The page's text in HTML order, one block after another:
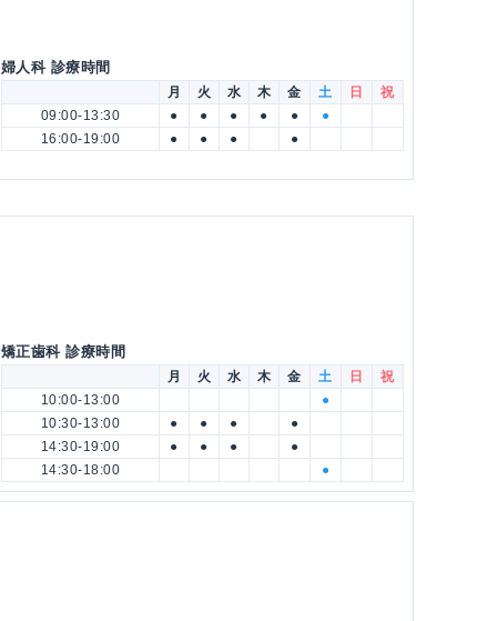
婦人科 診療時間
月 火 水 木 金 土 日
祝
09:00-13:30
● ● ● ● ●
●
16:00-19:00
● ● ● ●
矯正歯科 診療時間
月 火 水 木 金 土 日
祝
10:00-13:00
●
10:30-13:00
● ● ●
●
14:30-19:00
● ● ●
●
14:30-18:00
●